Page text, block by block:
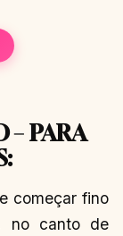
– PARA
começar fino
no canto de